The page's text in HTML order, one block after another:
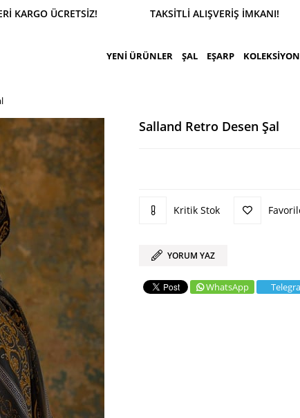
ÜCRETSİZ! TAKSİTLİ ALIŞVERİŞ İMKANI!
YENİ ÜRÜNLER ŞAL EŞARP
Salland Retro Desen Şal
Kritik Stok
YORUM YAZ
WhatsApp